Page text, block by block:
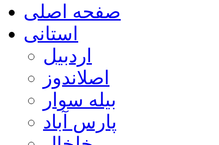
صفحه اصلی
استانی
اردبیل
اصلاندوز
بیله سوار
پارس آباد